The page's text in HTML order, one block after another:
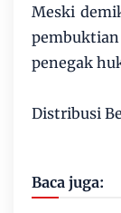
Meski
penegak
Distribusi
Baca juga: